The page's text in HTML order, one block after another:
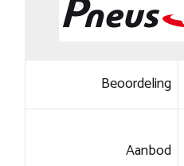
Beoordeling
Aanbod